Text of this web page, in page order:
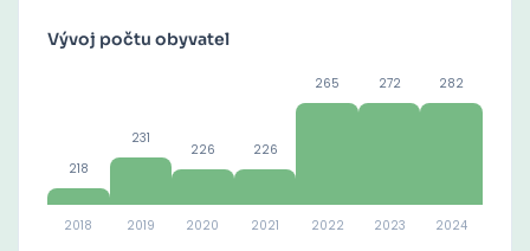
Vývoj počtu obyvatel
218
2018
231
2019
226
2020
226
2021
265
2022
272
2023
282
2024